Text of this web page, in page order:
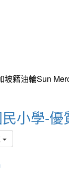
坡籍油輪Sun
小學-優